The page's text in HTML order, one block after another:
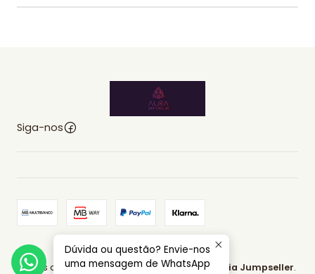
Siga-nos
2026 AURA EMPORIUM.
Todos os Direitos Reservados. Com tecnologia Jumpseller.
Dúvida ou questão? Envie-nos
uma mensagem de WhatsApp